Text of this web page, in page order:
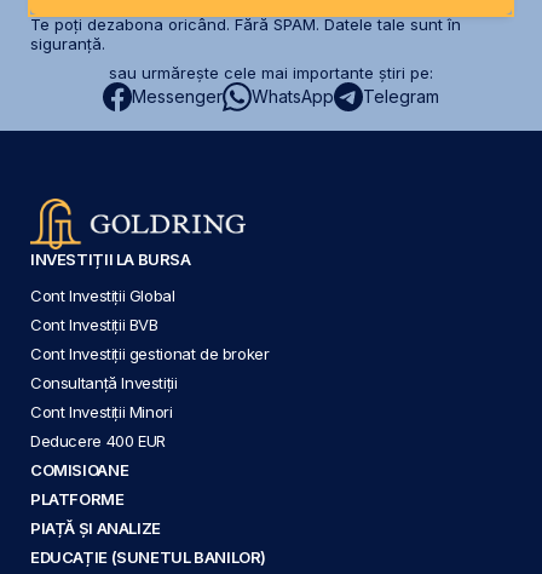
Te poți dezabona oricând. Fără SPAM. Datele tale sunt în
siguranță.
sau urmărește cele mai importante știri pe:
Messenger WhatsApp Telegram
INVESTIȚII LA BURSA
Cont Investiții Global
Cont Investiții BVB
Cont Investiții gestionat de broker
Consultanță Investiții
Cont Investiții Minori
Deducere 400 EUR
COMISIOANE
PLATFORME
PIAȚĂ ȘI ANALIZE
EDUCAȚIE (SUNETUL BANILOR)